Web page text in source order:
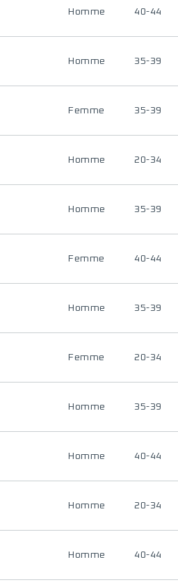
Homme 40-44
Homme 35-39
Femme 35-39
Homme 20-34
Homme 35-39
Femme 40-44
Homme 35-39
Femme 20-34
Homme 35-39
Homme 40-44
Homme 20-34
Homme 40-44